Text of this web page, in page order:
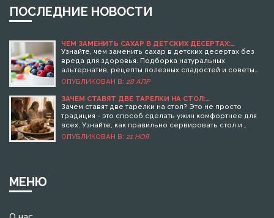
ПОСЛЕДНИЕ НОВОСТИ
ЧЕМ ЗАМЕНИТЬ САХАР В ДЕТСКИХ ДЕСЕРТАХ:
ПОЛЕЗНЫЕ И ВКУСНЫЕ АЛЬТЕРНАТИВЫ
Узнайте, чем заменить сахар в детских десертах без
вреда для здоровья. Подборка натуральных
альтернатив, рецепты полезных сладостей и советы
по изменению вкусовых привычек детей.
ОПУБЛИКОВАН В: 28 АПР
ЗАЧЕМ СТАВЯТ ДВЕ ТАРЕЛКИ НА СТОЛ:
ПРАКТИЧЕСКИЕ ПРИЧИНЫ И ТРАДИЦИИ
Зачем ставят две тарелки на стол? Это не просто
традиция - это способ сделать ужин комфортнее для
всех. Узнайте, как правильно сервировать стол и
почему это работает даже в 2025 году.
ОПУБЛИКОВАН В: 21 НОЯ
МЕНЮ